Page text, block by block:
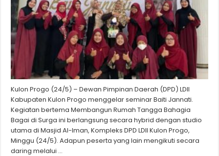
Kulon Progo (24/5) – Dewan Pimpinan Daerah (DPD) LDII
Kabupaten Kulon Progo menggelar seminar Baiti Jannati.
Kegiatan bertema Membangun Rumah Tangga Bahagia
Bagai di Surga ini berlangsung secara hybrid dengan studio
utama di Masjid Al-Iman, Kompleks DPD LDII Kulon Progo,
Minggu (24/5). Adapun peserta yang lain mengikuti secara
daring melalui …